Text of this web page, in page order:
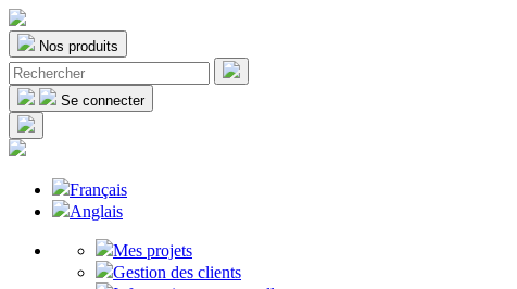
Nos produits
Se connecter
Français
Anglais
Mes projets
Gestion des clients